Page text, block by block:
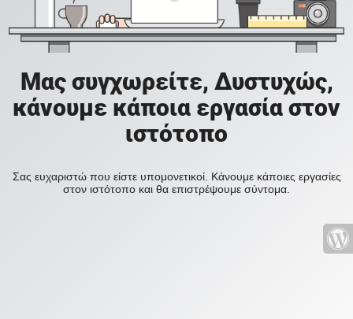
Μας συγχωρείτε, Δυστυχώς,
κάνουμε κάποια εργασία στον
ιστότοπο
Σας ευχαριστώ που είστε υπομονετικοί. Κάνουμε κάποιες εργασίες
στον ιστότοπο και θα επιστρέψουμε σύντομα.